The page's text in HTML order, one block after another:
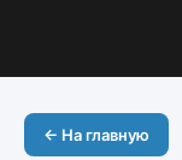
← На главную